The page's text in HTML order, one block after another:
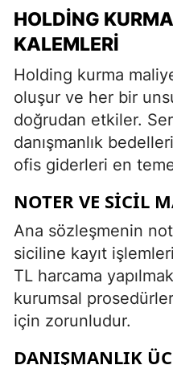
HOLDING
KALEMLERI
Holding kurma
oluşur ve her bir
doğrudan etkiler.
danışmanlık
ofis giderleri en
NOTER VE SICIL
Ana sözleşmenin
siciline kayıt
TL harcama
kurumsal
için zorunludur.
DANIŞMANLIK